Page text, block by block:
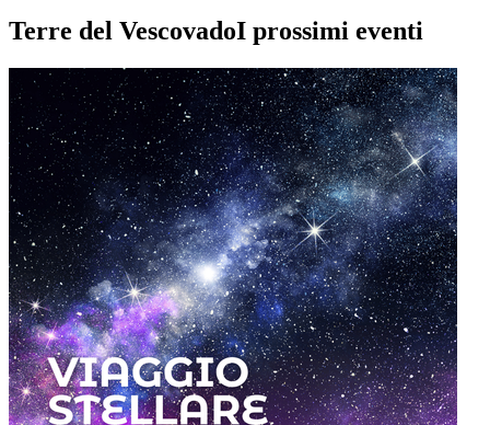
Terre del VescovadoI prossimi eventi